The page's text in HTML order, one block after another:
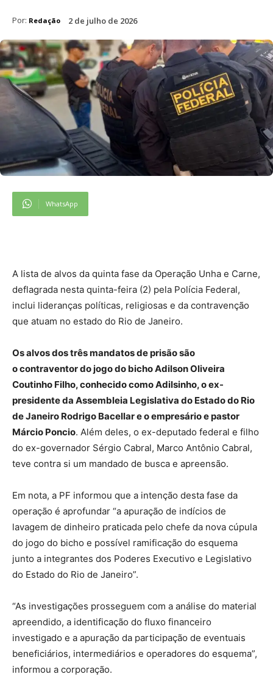
Por: Redação 2 de julho de 2026
WhatsApp
A lista de alvos da quinta fase da Operação Unha e Carne,
deflagrada nesta quinta-feira (2) pela Polícia Federal,
inclui lideranças políticas, religiosas e da contravenção
que atuam no estado do Rio de Janeiro.
Os alvos dos três mandatos de prisão são
o contraventor do jogo do bicho Adilson Oliveira
Coutinho Filho, conhecido como Adilsinho, o ex-
presidente da Assembleia Legislativa do Estado do Rio
de Janeiro Rodrigo Bacellar e o empresário e pastor
Márcio Poncio. Além deles, o ex-deputado federal e filho
do ex-governador Sérgio Cabral, Marco Antônio Cabral,
teve contra si um mandado de busca e apreensão.
Em nota, a PF informou que a intenção desta fase da
operação é aprofundar “a apuração de indícios de
lavagem de dinheiro praticada pelo chefe da nova cúpula
do jogo do bicho e possível ramificação do esquema
junto a integrantes dos Poderes Executivo e Legislativo
do Estado do Rio de Janeiro”.
“As investigações prosseguem com a análise do material
apreendido, a identificação do fluxo financeiro
investigado e a apuração da participação de eventuais
beneficiários, intermediários e operadores do esquema”,
informou a corporação.